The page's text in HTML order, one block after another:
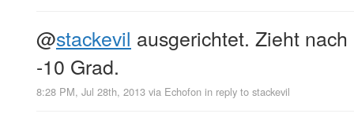
@stackevil ausgerichtet. Zieht
-10 Grad.
8:28 PM, Jul 28th, 2013 via Echofon in reply to stackevil